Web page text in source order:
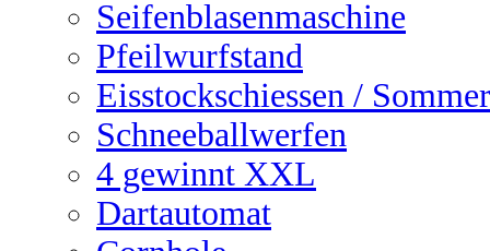
Seifenblasenmaschine
Pfeilwurfstand
Eisstockschiessen /
Schneeballwerfen
4 gewinnt XXL
Dartautomat